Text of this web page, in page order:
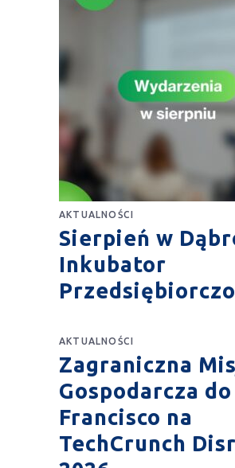
AKTUALNOŚCI
Sierpień w
Inkubator
AKTUALNOŚCI
Zagraniczna
Gospodarcza do
Francisco na
TechCrunch